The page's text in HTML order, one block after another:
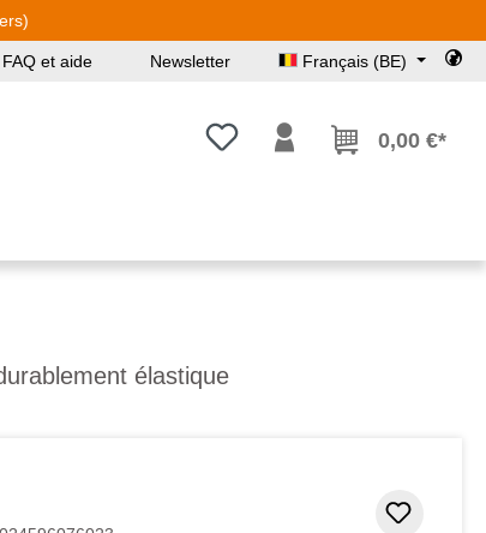
FAQ et aide Newsletter Français (BE)
Vous avez 0 articles dans votre
0,00 €*
élastique